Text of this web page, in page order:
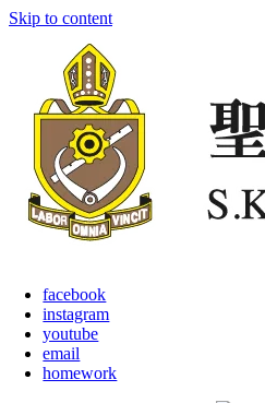
Skip to content
facebook
instagram
youtube
email
homework